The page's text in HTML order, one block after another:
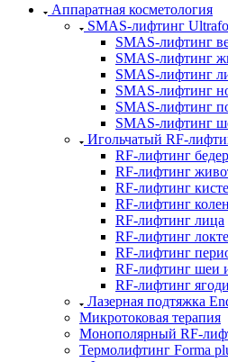
Аппаратная косметология
SMAS-лифтинг
SMAS-лифтинг
SMAS-лифтинг
SMAS-лифтинг
SMAS-лифтинг
SMAS-лифтинг
SMAS-лифтинг
Игольчатый RF-
RF-лифтинг бедер
RF-лифтинг
RF-лифтинг
RF-лифтинг
RF-лифтинг лица
RF-лифтинг
RF-лифтинг
RF-лифтинг шеи
RF-лифтинг
Лазерная подтяжка
Микротоковая терапия
Монополярный RF-
Термолифтинг Forma